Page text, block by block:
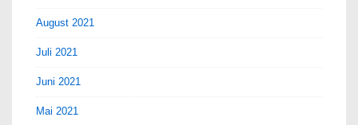
August 2021
Juli 2021
Juni 2021
Mai 2021